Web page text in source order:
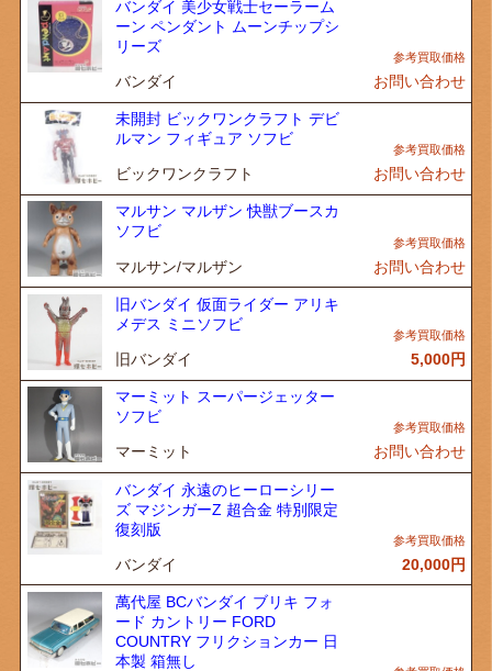
バンダイ 美少女戦士セーラーム
ーン ペンダント ムーンチップシ
リーズ
バンダイ お問い合わせ
未開封 ビックワンクラフト デビ
ルマン フィギュア ソフビ
ビックワンクラフト お問い合わせ
マルサン マルザン 快獣ブースカ
ソフビ
マルサン/マルザン お問い合わせ
旧バンダイ 仮面ライダー アリキ
メデス ミニソフビ
旧バンダイ 5,000円
マーミット スーパージェッター
ソフビ
マーミット お問い合わせ
バンダイ 永遠のヒーローシリー
ズ マジンガーZ 超合金 特別限定
復刻版
バンダイ 20,000円
萬代屋 BCバンダイ ブリキ フォ
ード カントリー FORD
COUNTRY フリクションカー 日
本製 箱無し